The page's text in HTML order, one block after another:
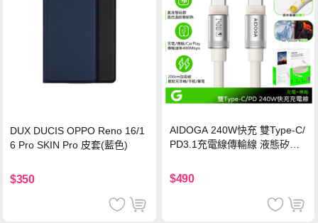
DUX DUCIS OPPO Reno 16/1
6 Pro SKIN Pro 皮套(藍色)
$350
AIDOGA 240W快充 雙Type-C/
PD3.1充電線傳輸線 液態矽膠
機/平板/筆電
$490